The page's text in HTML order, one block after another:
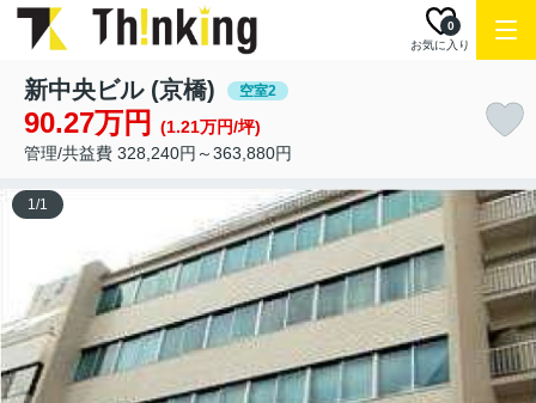
お気に入り
0
新中央ビル (京橋) 空室2
90.27万円
(1.21万円/坪)
管理/共益費 328,240円～363,880円
1/1